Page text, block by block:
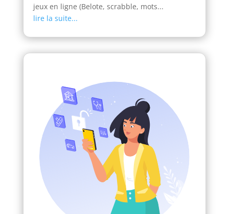
jeux en ligne (Belote, scrabble, mots...
lire la suite...